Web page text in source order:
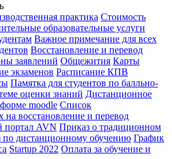
практика Стоимость
образовательные услуги
Важное примечание для всех
Восстановление и перевод
заявлений Общежития Карты
экзаменов Расписание КПВ
Памятка для студентов по балльно-
оценки знаний Дистанционное
moodle Список
на восстановление и перевод
портал AVN Приказ о традиционном
по дистанционному обучению График
Startup 2022 Оплата за обучение и